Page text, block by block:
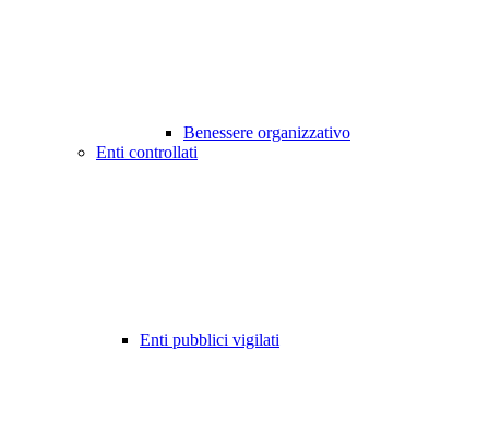
Benessere organizzativo
Enti controllati
Enti pubblici vigilati